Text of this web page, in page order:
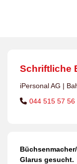
Schriftliche
iPersonal AG |
044 515 57 56
Glarus gesucht.